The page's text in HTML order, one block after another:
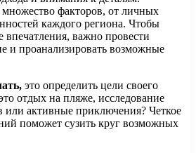
факторов, от личных
каждого региона. Чтобы
впечатления, важно провести
и проанализировать возможные
это определить цели своего
отдых на пляже, исследование
или активные приключения? Четкое
поможет сузить круг возможных